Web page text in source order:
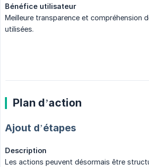
Bénéfice utilisateur
Meilleure transparence et compréhension
utilisées.
Plan d’action
Ajout d’étapes
Description
Les actions peuvent désormais être